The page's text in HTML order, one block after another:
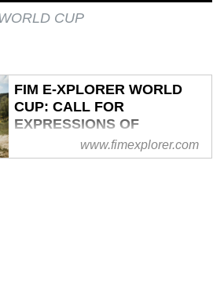
CUP
FIM E-XPLORER WORLD
CUP: CALL FOR
EXPRESSIONS OF
INTEREST FOR RACING
TEAM
www.fimexplorer.com